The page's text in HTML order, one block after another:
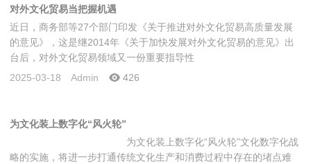
对外文化贸易当把握机遇
近日，商务部等27个部门印发《关于推进对外文化贸易高质量发展
的意见》，这是继2014年《关于加快发展对外文化贸易的意见》出
台后，对外文化贸易领域又一份重要指导性
2025-03-18
Admin 426
为文化装上数字化“风火轮”
为文化装上数字化“风火轮”文化数字化战
略的实施，将进一步打通传统文化生产和消费过程中存在的堵点难